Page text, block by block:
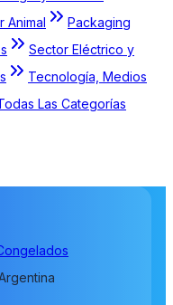
Animal
Packaging
Sector Eléctrico y
Tecnología, Medios
Las Categorías